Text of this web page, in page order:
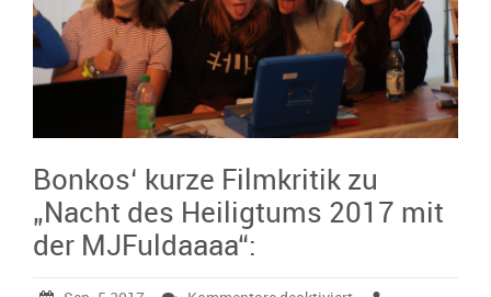
Bonkos‘ kurze Filmkritik zu
„Nacht des Heiligtums 2017 mit
der MJFuldaaaa“: